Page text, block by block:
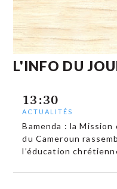
L'INFO DU
13:30
ACTUALITÉS
Bamenda : la Mission
du Cameroun
l’éducation